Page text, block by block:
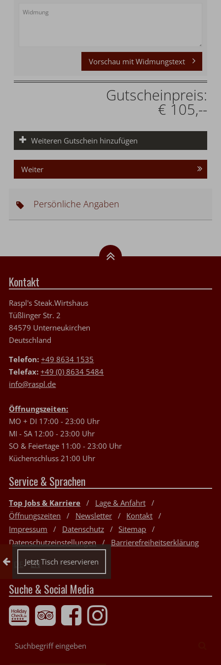
Reservierung einklappen
Jetzt Tisch reservieren
Vorschau mit Widmungstext
Gutscheinpreis:
€ 105,--
Weiteren Gutschein hinzufügen
Weiter
Persönliche Angaben
Kontakt
Raspl's Steak.Wirtshaus
Tüßlinger Str. 2
84579 Unterneukirchen
Deutschland
Telefon: +49 8634 1535
Telefax: +49 (0) 8634 5484
info@raspl.de
Öffnungszeiten:
MO + DI 17:00 - 23:00 Uhr
MI - SA 12:00 - 23:00 Uhr
SO & Feiertage 11:00 - 23:00 Uhr
Küchenschluss 21:00 Uhr
Service & Sprachen
Top Jobs & Karriere
Lage & Anfahrt
Öffnungszeiten
Newsletter
Kontakt
Impressum
Datenschutz
Sitemap
Datenschutzeinstellungen
Barrierefreiheitserklärung
EN
Suche & Social Media
Suchbegriff
eingeben